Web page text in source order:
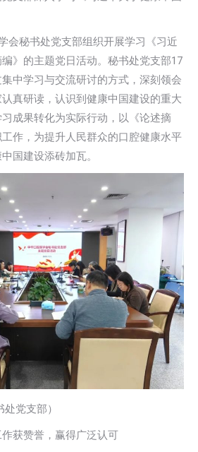
会秘书处党支部组织开展学习《习近
》的主题党日活动。秘书处党支部17
中学习与交流研讨的方式，深刻领会
真研读，认识到健康中国建设的重大
成果转化为实际行动，以《论述摘
作，为提升人民群众的口腔健康水平
国建设添砖加瓦。
党支部）
获赞誉，赢得广泛认可